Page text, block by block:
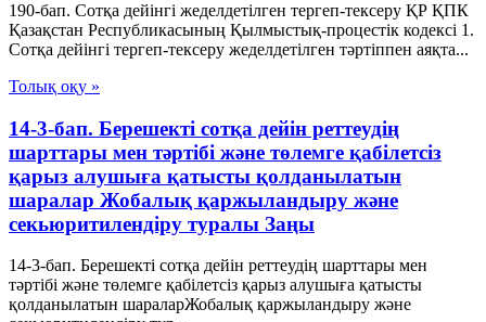
190-бап. Сотқа дейінгі жеделдетілген тергеп-тексеру ҚР ҚПК
Қазақстан Республикасының Қылмыстық-процестік кодексi 1.
Сотқа дейінгі тергеп-тексеру жеделдетілген тәртіппен аяқта...
Толық оқу »
14-3-бап. Берешекті сотқа дейін реттеудің
шарттары мен тәртібі және төлемге қабілетсіз
қарыз алушыға қатысты қолданылатын
шаралар Жобалық қаржыландыру және
секьюритилендiру туралы Заңы
14-3-бап. Берешекті сотқа дейін реттеудің шарттары мен
тәртібі және төлемге қабілетсіз қарыз алушыға қатысты
қолданылатын шараларЖобалық қаржыландыру және